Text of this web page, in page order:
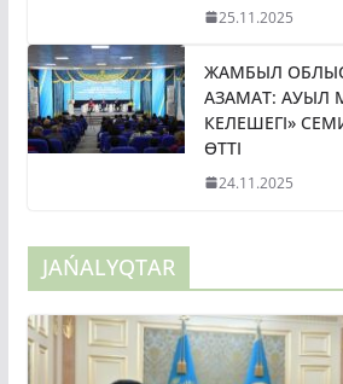
25.11.2025
ЖАМБЫЛ
АЗАМАТ: АУЫЛ
КЕЛЕШЕГІ»
ӨТТІ
24.11.2025
JAŃALYQTAR